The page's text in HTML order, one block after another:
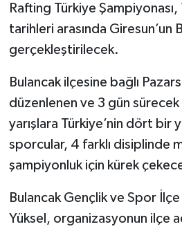
Rafting Türkiye Şampiyonası,
tarihleri arasında Giresun’un
gerçekleştirilecek.
Bulancak ilçesine bağlı
düzenlenen ve 3 gün
yarışlara Türkiye’nin dört bir
sporcular, 4 farklı disiplinde
şampiyonluk için kürek
Bulancak Gençlik ve Spor
Yüksel, organizasyonun ilçe